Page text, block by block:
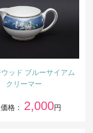
ッド ブルーサイアム
クリーマー
格： 2,000円